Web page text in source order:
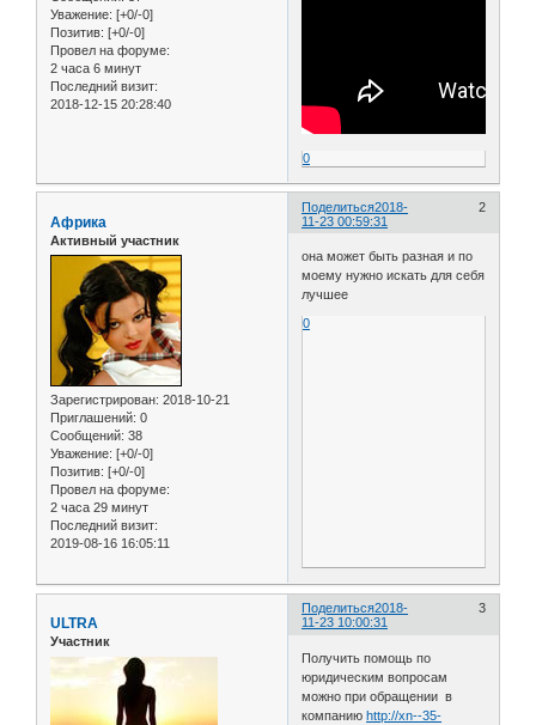
Уважение: [+0/-0]
Позитив: [+0/-0]
Провел на форуме:
2 часа 6 минут
Последний визит:
2018-12-15 20:28:40
0
Поделиться 2
2018-
11-23 00:59:31
Африка
Активный участник
Зарегистрирован: 2018-10-21
Приглашений: 0
Сообщений: 38
Уважение: [+0/-0]
Позитив: [+0/-0]
Провел на форуме:
2 часа 29 минут
Последний визит:
2019-08-16 16:05:11
она может быть разная и по
моему нужно искать для себя
лучшее
0
Поделиться 3
2018-
11-23 10:00:31
ULTRA
Участник
Получить помощь по
юридическим вопросам
можно при обращении в
компаниюhttp://xn--35-